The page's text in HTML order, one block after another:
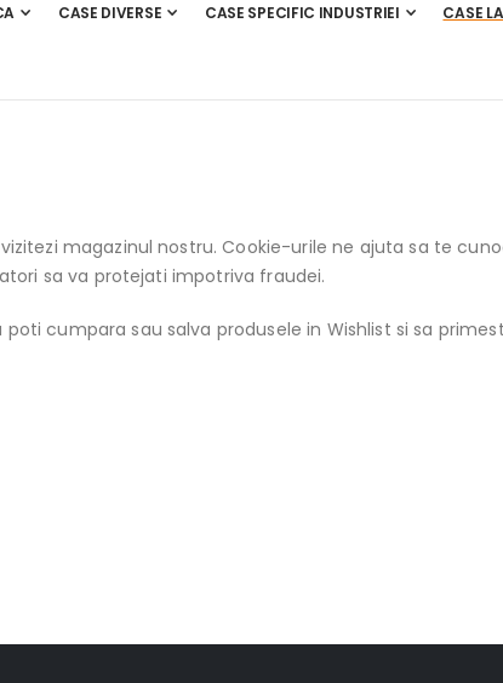
CASE DIVERSE CASE SPECIFIC INDUSTRIEI CASE
magazinul nostru. Cookie-urile ne ajuta sa te
sa va protejati impotriva fraudei.
cumpara sau salva produsele in Wishlist si sa